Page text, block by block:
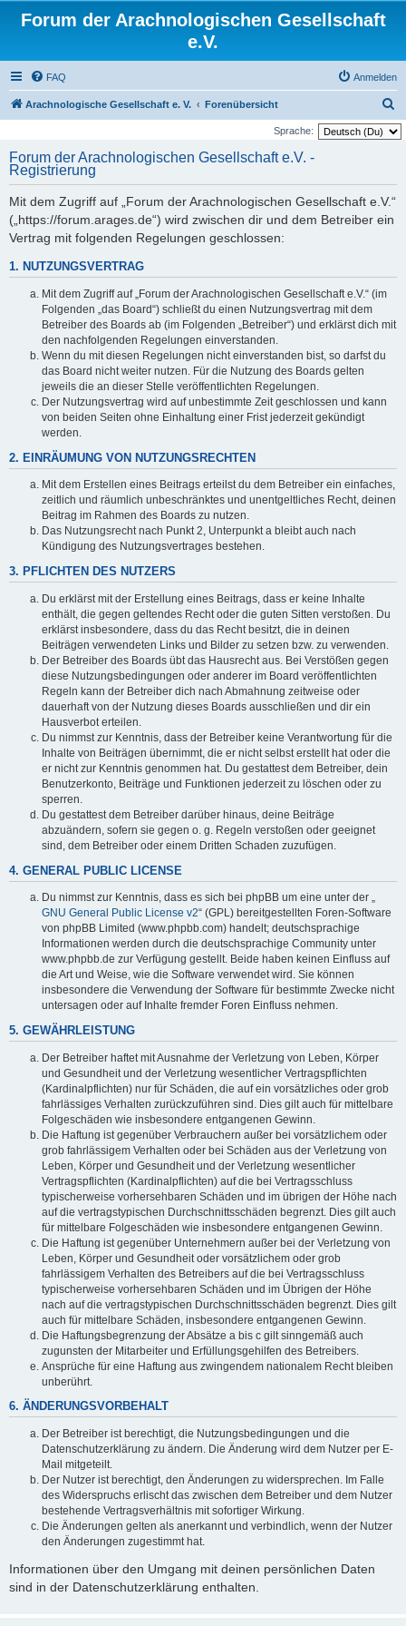
Forum der Arachnologischen Gesellschaft
e.V.
FAQ Anmelden
Arachnologische Gesellschaft e. V. Forenübersicht
u
Sprache:
Forum der Arachnologischen Gesellschaft e.V. -
Registrierung
Mit dem Zugriff auf „Forum der Arachnologischen Gesellschaft e.V.“
(„https://forum.arages.de“) wird zwischen dir und dem Betreiber ein
Vertrag mit folgenden Regelungen geschlossen:
1. NUTZUNGSVERTRAG
Mit dem Zugriff auf „Forum der Arachnologischen Gesellschaft e.V.“ (im
Folgenden „das Board“) schließt du einen Nutzungsvertrag mit dem
Betreiber des Boards ab (im Folgenden „Betreiber“) und erklärst dich mit
den nachfolgenden Regelungen einverstanden.
Wenn du mit diesen Regelungen nicht einverstanden bist, so darfst du
das Board nicht weiter nutzen. Für die Nutzung des Boards gelten
jeweils die an dieser Stelle veröffentlichten Regelungen.
Der Nutzungsvertrag wird auf unbestimmte Zeit geschlossen und kann
von beiden Seiten ohne Einhaltung einer Frist jederzeit gekündigt
werden.
2. EINRÄUMUNG VON NUTZUNGSRECHTEN
Mit dem Erstellen eines Beitrags erteilst du dem Betreiber ein einfaches,
zeitlich und räumlich unbeschränktes und unentgeltliches Recht, deinen
Beitrag im Rahmen des Boards zu nutzen.
Das Nutzungsrecht nach Punkt 2, Unterpunkt a bleibt auch nach
Kündigung des Nutzungsvertrages bestehen.
3. PFLICHTEN DES NUTZERS
Du erklärst mit der Erstellung eines Beitrags, dass er keine Inhalte
enthält, die gegen geltendes Recht oder die guten Sitten verstoßen. Du
erklärst insbesondere, dass du das Recht besitzt, die in deinen
Beiträgen verwendeten Links und Bilder zu setzen bzw. zu verwenden.
Der Betreiber des Boards übt das Hausrecht aus. Bei Verstößen gegen
diese Nutzungsbedingungen oder anderer im Board veröffentlichten
Regeln kann der Betreiber dich nach Abmahnung zeitweise oder
dauerhaft von der Nutzung dieses Boards ausschließen und dir ein
Hausverbot erteilen.
Du nimmst zur Kenntnis, dass der Betreiber keine Verantwortung für die
Inhalte von Beiträgen übernimmt, die er nicht selbst erstellt hat oder die
er nicht zur Kenntnis genommen hat. Du gestattest dem Betreiber, dein
Benutzerkonto, Beiträge und Funktionen jederzeit zu löschen oder zu
sperren.
Du gestattest dem Betreiber darüber hinaus, deine Beiträge
abzuändern, sofern sie gegen o. g. Regeln verstoßen oder geeignet
sind, dem Betreiber oder einem Dritten Schaden zuzufügen.
4. GENERAL PUBLIC LICENSE
Du nimmst zur Kenntnis, dass es sich bei phpBB um eine unter der „
GNU General Public License v2“ (GPL) bereitgestellten Foren-Software
von phpBB Limited (www.phpbb.com) handelt; deutschsprachige
Informationen werden durch die deutschsprachige Community unter
www.phpbb.de zur Verfügung gestellt. Beide haben keinen Einfluss auf
die Art und Weise, wie die Software verwendet wird. Sie können
insbesondere die Verwendung der Software für bestimmte Zwecke nicht
untersagen oder auf Inhalte fremder Foren Einfluss nehmen.
5. GEWÄHRLEISTUNG
Der Betreiber haftet mit Ausnahme der Verletzung von Leben, Körper
und Gesundheit und der Verletzung wesentlicher Vertragspflichten
(Kardinalpflichten) nur für Schäden, die auf ein vorsätzliches oder grob
fahrlässiges Verhalten zurückzuführen sind. Dies gilt auch für mittelbare
Folgeschäden wie insbesondere entgangenen Gewinn.
Die Haftung ist gegenüber Verbrauchern außer bei vorsätzlichem oder
grob fahrlässigem Verhalten oder bei Schäden aus der Verletzung von
Leben, Körper und Gesundheit und der Verletzung wesentlicher
Vertragspflichten (Kardinalpflichten) auf die bei Vertragsschluss
typischerweise vorhersehbaren Schäden und im übrigen der Höhe nach
auf die vertragstypischen Durchschnittsschäden begrenzt. Dies gilt auch
für mittelbare Folgeschäden wie insbesondere entgangenen Gewinn.
Die Haftung ist gegenüber Unternehmern außer bei der Verletzung von
Leben, Körper und Gesundheit oder vorsätzlichem oder grob
fahrlässigem Verhalten des Betreibers auf die bei Vertragsschluss
typischerweise vorhersehbaren Schäden und im Übrigen der Höhe
nach auf die vertragstypischen Durchschnittsschäden begrenzt. Dies gilt
auch für mittelbare Schäden, insbesondere entgangenen Gewinn.
Die Haftungsbegrenzung der Absätze a bis c gilt sinngemäß auch
zugunsten der Mitarbeiter und Erfüllungsgehilfen des Betreibers.
Ansprüche für eine Haftung aus zwingendem nationalem Recht bleiben
unberührt.
6. ÄNDERUNGSVORBEHALT
Der Betreiber ist berechtigt, die Nutzungsbedingungen und die
Datenschutzerklärung zu ändern. Die Änderung wird dem Nutzer per E-
Mail mitgeteilt.
Der Nutzer ist berechtigt, den Änderungen zu widersprechen. Im Falle
des Widerspruchs erlischt das zwischen dem Betreiber und dem Nutzer
bestehende Vertragsverhältnis mit sofortiger Wirkung.
Die Änderungen gelten als anerkannt und verbindlich, wenn der Nutzer
den Änderungen zugestimmt hat.
Informationen über den Umgang mit deinen persönlichen Daten
sind in der Datenschutzerklärung enthalten.